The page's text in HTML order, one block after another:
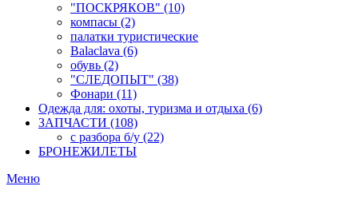
"ПОСКРЯКОВ" (10)
компасы (2)
палатки туристические
Balaclava (6)
обувь (2)
"СЛЕДОПЫТ" (38)
Фонари (11)
Одежда для: охоты, туризма и отдыха (6)
ЗАПЧАСТИ (108)
с разбора б/у (22)
БРОНЕЖИЛЕТЫ
Меню